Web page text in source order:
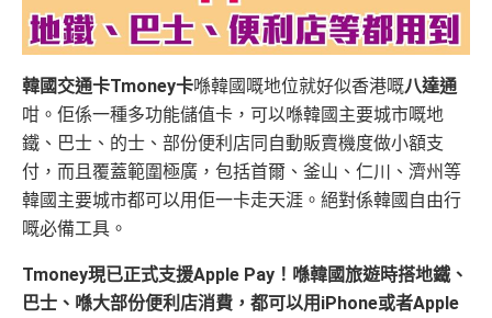
韓國交通卡Tmoney卡喺韓國嘅地位就好似香港嘅八達通
咁。佢係一種多功能儲值卡，可以喺韓國主要城市嘅地
鐵、巴士、的士、部份便利店同自動販賣機度做小額支
付，而且覆蓋範圍極廣，包括首爾、釜山、仁川、濟州等
韓國主要城市都可以用佢一卡走天涯。絕對係韓國自由行
嘅必備工具。
Tmoney現已正式支援Apple Pay！喺韓國旅遊時搭地鐵、
巴士、喺大部份便利店消費，都可以用iPhone或者Apple